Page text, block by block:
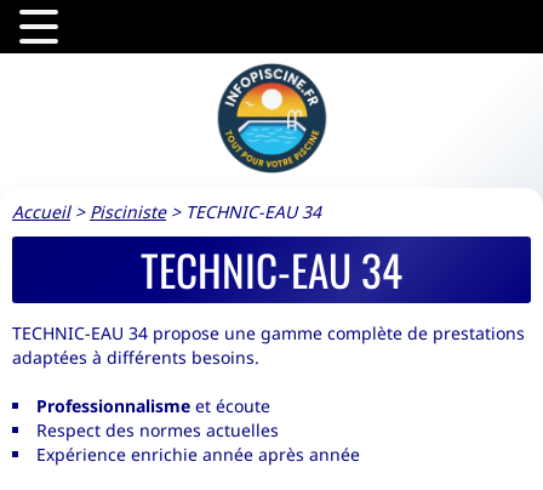
Accueil> Pisciniste> TECHNIC-EAU 34
TECHNIC-EAU 34
TECHNIC-EAU 34 propose une gamme complète de prestations
adaptées à différents besoins.
Professionnalisme et écoute
Respect des normes actuelles
Expérience enrichie année après année